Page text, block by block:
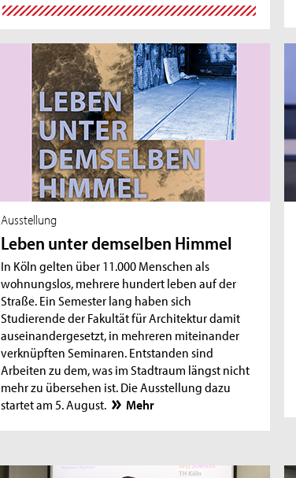
Ausstellung
Leben unter demselben Himmel
In Köln gelten über 11.000 Menschen als
wohnungslos, mehrere hundert leben auf der
Straße. Ein Semester lang haben sich
Studierende der Fakultät für Architektur damit
auseinandergesetzt, in mehreren miteinander
verknüpften Seminaren. Entstanden sind
Arbeiten zu dem, was im Stadtraum längst nicht
mehr zu übersehen ist. Die Ausstellung dazu
startet am 5. August.
Mehr